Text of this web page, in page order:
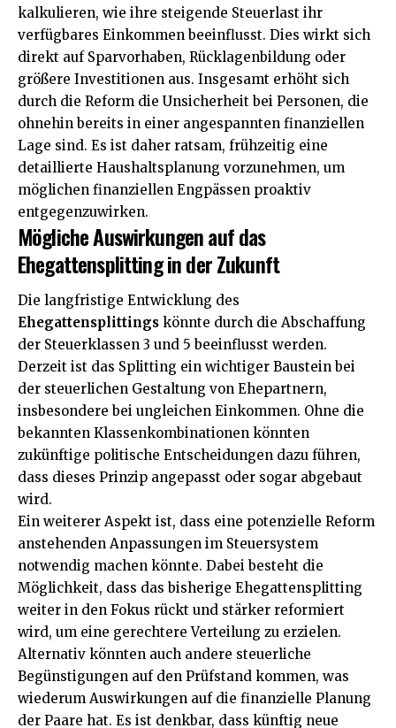
kalkulieren, wie ihre steigende Steuerlast ihr
verfügbares Einkommen beeinflusst. Dies wirkt sich
direkt auf Sparvorhaben, Rücklagenbildung oder
größere Investitionen aus. Insgesamt erhöht sich
durch die Reform die Unsicherheit bei Personen, die
ohnehin bereits in einer angespannten finanziellen
Lage sind. Es ist daher ratsam, frühzeitig eine
detaillierte Haushaltsplanung vorzunehmen, um
möglichen finanziellen Engpässen proaktiv
entgegenzuwirken.
Mögliche Auswirkungen auf das
Ehegattensplitting in der Zukunft
Die langfristige Entwicklung des
Ehegattensplittings könnte durch die Abschaffung
der Steuerklassen 3 und 5 beeinflusst werden.
Derzeit ist das Splitting ein wichtiger Baustein bei
der steuerlichen Gestaltung von Ehepartnern,
insbesondere bei ungleichen Einkommen. Ohne die
bekannten Klassenkombinationen könnten
zukünftige politische Entscheidungen dazu führen,
dass dieses Prinzip angepasst oder sogar abgebaut
wird.
Ein weiterer Aspekt ist, dass eine potenzielle Reform
anstehenden Anpassungen im Steuersystem
notwendig machen könnte. Dabei besteht die
Möglichkeit, dass das bisherige Ehegattensplitting
weiter in den Fokus rückt und stärker reformiert
wird, um eine gerechtere Verteilung zu erzielen.
Alternativ könnten auch andere steuerliche
Begünstigungen auf den Prüfstand kommen, was
wiederum Auswirkungen auf die finanzielle Planung
der Paare hat. Es ist denkbar, dass künftig neue